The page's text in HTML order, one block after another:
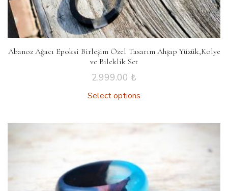
Abanoz Ağacı Epoksi Birleşim Özel Tasarım Ahşap Yüzük,Kolye
ve Bileklik Set
2,999.00 ₺
Select options